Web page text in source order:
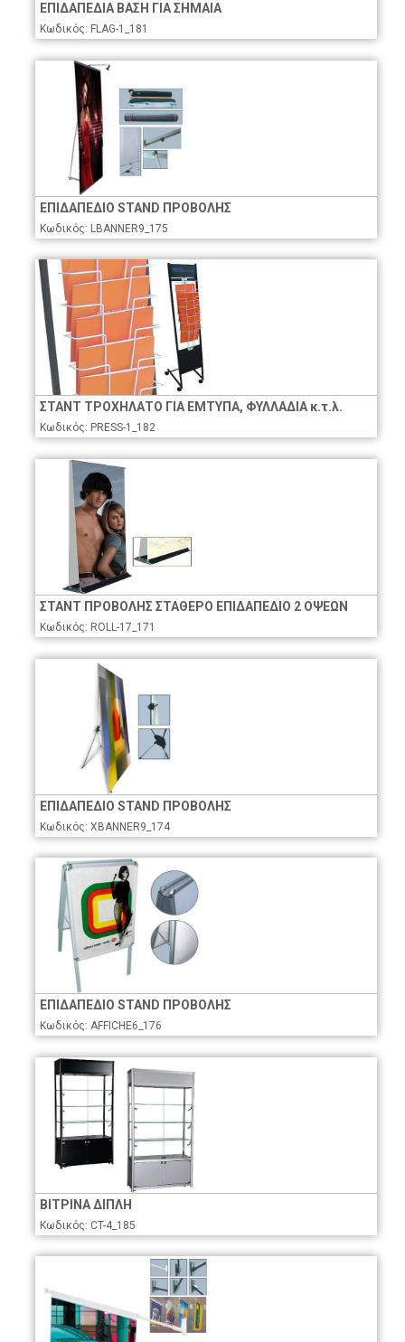
ΕΠΙΔΑΠΕΔΙΑ ΒΑΣΗ ΓΙΑ ΣΗΜΑΙΑ
Κωδικός: FLAG-1_181
ΕΠΙΔΑΠΕΔΙΟ STAND ΠΡΟΒΟΛΗΣ
Κωδικός: LBANNER9_175
ΣΤΑΝΤ ΤΡΟΧΗΛΑΤΟ ΓΙΑ ΕΜΤΥΠΑ, ΦΥΛΛΑΔΙΑ κ.τ.λ.
Κωδικός: PRESS-1_182
ΣΤΑΝΤ ΠΡΟΒΟΛΗΣ ΣΤΑΘΕΡΟ ΕΠΙΔΑΠΕΔΙΟ 2 ΟΨΕΩΝ
Κωδικός: ROLL-17_171
ΕΠΙΔΑΠΕΔΙΟ STAND ΠΡΟΒΟΛΗΣ
Κωδικός: XBANNER9_174
ΕΠΙΔΑΠΕΔΙΟ STAND ΠΡΟΒΟΛΗΣ
Κωδικός: AFFICHE6_176
ΒΙΤΡΙΝΑ ΔΙΠΛΗ
Κωδικός: CT-4_185